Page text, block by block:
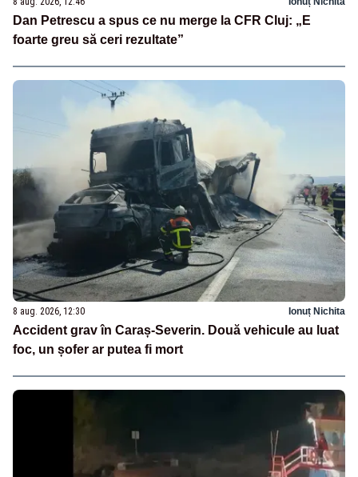
Dan Petrescu a spus ce nu merge la CFR Cluj: „E
foarte greu să ceri rezultate”
8 aug. 2026, 12:30 Ionuț Nichita
Accident grav în Caraș-Severin. Două vehicule au luat
foc, un șofer ar putea fi mort